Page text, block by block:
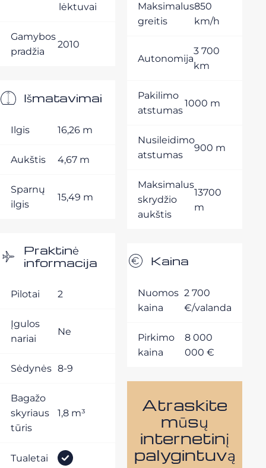
lėktuvai
Gamybos
pradžia
2010
Išmatavimai
Ilgis 16,26 m
Aukštis 4,67 m
Sparnų
ilgis
15,49 m
Praktinė
informacija
Pilotai 2
Įgulos
nariai
Ne
Sėdynės 8-9
Bagažo
skyriaus
tūris
1,8 m³
Tualetai
Maksimalus
greitis
850
km/h
Autonomija
3 700
km
Pakilimo
atstumas
1000 m
Nusileidimo
atstumas
900 m
Maksimalus
skrydžio
aukštis
13700
m
Kaina
Nuomos
kaina
2 700
€/valanda
Pirkimo
kaina
8 000
000 €
Atraskite
mūsų
internetinį
palygintuvą